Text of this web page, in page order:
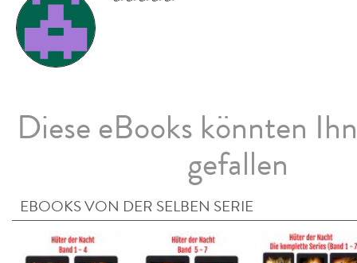
Diese eBooks könnten
gefallen
EBOOKS VON DER SELBEN SERIE